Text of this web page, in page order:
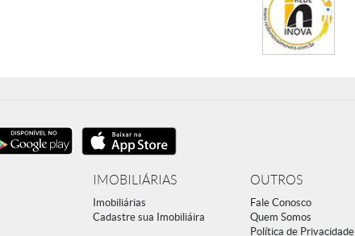
IMOBILIÁRIAS
Imobiliárias
Cadastre sua Imobiliáira
OUTROS
Fale Conosco
Quem Somos
Política de Privacidade